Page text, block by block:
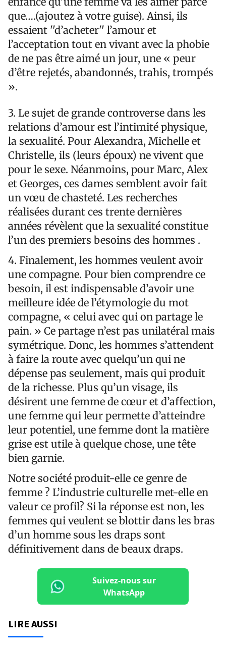
que….(ajoutez à votre guise). Ainsi, ils
essaient ''d’acheter'' l’amour et
l’acceptation tout en vivant avec la phobie
de ne pas être aimé un jour, une « peur
d’être rejetés, abandonnés, trahis, trompés
».
3. Le sujet de grande controverse dans les
relations d’amour est l’intimité physique,
la sexualité. Pour Alexandra, Michelle et
Christelle, ils (leurs époux) ne vivent que
pour le sexe. Néanmoins, pour Marc, Alex
et Georges, ces dames semblent avoir fait
un vœu de chasteté. Les recherches
réalisées durant ces trente dernières
années révèlent que la sexualité constitue
l’un des premiers besoins des hommes .
4. Finalement, les hommes veulent avoir
une compagne. Pour bien comprendre ce
besoin, il est indispensable d’avoir une
meilleure idée de l’étymologie du mot
compagne, « celui avec qui on partage le
pain. » Ce partage n’est pas unilatéral mais
symétrique. Donc, les hommes s’attendent
à faire la route avec quelqu’un qui ne
dépense pas seulement, mais qui produit
de la richesse. Plus qu’un visage, ils
désirent une femme de cœur et d’affection,
une femme qui leur permette d’atteindre
leur potentiel, une femme dont la matière
grise est utile à quelque chose, une tête
bien garnie.
Notre société produit-elle ce genre de
femme ? L’industrie culturelle met-elle en
valeur ce profil? Si la réponse est non, les
femmes qui veulent se blottir dans les bras
d’un homme sous les draps sont
définitivement dans de beaux draps.
Suivez-nous sur
WhatsApp
LIRE AUSSI